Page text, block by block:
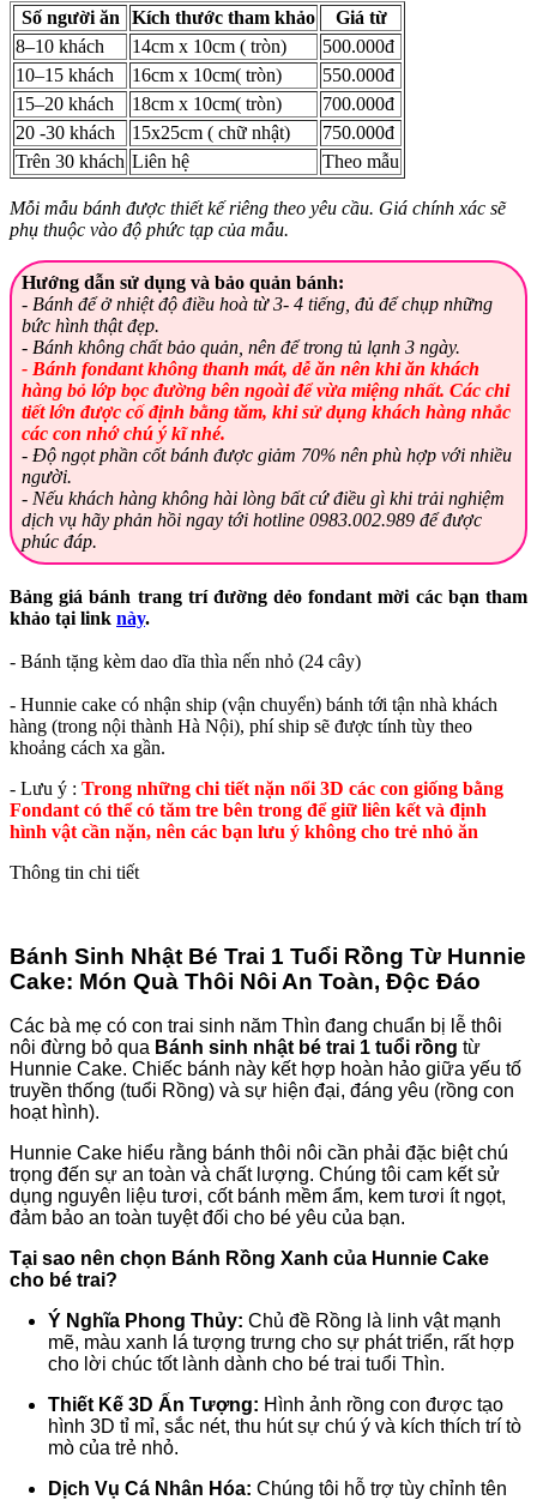
Số người ăn Kích thước tham khảo
Giá từ
8–10 khách
14cm x 10cm ( tròn)
500.000đ
10–15 khách
16cm x 10cm( tròn)
550.000đ
15–20 khách
18cm x 10cm( tròn)
700.000đ
20 -30 khách
15x25cm ( chữ nhật)
750.000đ
Trên 30 khách Liên hệ Theo mẫu
Mỗi mẫu bánh được thiết kế riêng theo yêu cầu. Giá chính xác sẽ
phụ thuộc vào độ phức tạp của mẫu.
Hướng dẫn sử dụng và bảo quản bánh:
- Bánh để ở nhiệt độ điều hoà từ 3- 4 tiếng, đủ để chụp những
bức hình thật đẹp.
- Bánh không chất bảo quản, nên để trong tủ lạnh 3 ngày.
- Bánh fondant không thanh mát, dễ ăn nên khi ăn khách
hàng bỏ lớp bọc đường bên ngoài để vừa miệng nhất. Các chi
tiết lớn được cố định bằng tăm, khi sử dụng khách hàng nhắc
các con nhớ chú ý kĩ nhé.
- Độ ngọt phần cốt bánh được giảm 70% nên phù hợp với nhiều
người.
- Nếu khách hàng không hài lòng bất cứ điều gì khi trải nghiệm
dịch vụ hãy phản hồi ngay tới hotline 0983.002.989 để được
phúc đáp.
Bảng giá bánh trang trí đường dẻo fondant mời các bạn tham
khảo tại link này.
- Bánh tặng kèm dao dĩa thìa nến nhỏ (24 cây)
- Hunnie cake có nhận ship (vận chuyển) bánh tới tận nhà khách
hàng (trong nội thành Hà Nội), phí ship sẽ được tính tùy theo
khoảng cách xa gần.
- Lưu ý : Trong những chi tiết nặn nổi 3D các con giống bằng
Fondant có thể có tăm tre bên trong để giữ liên kết và định
hình vật cần nặn, nên các bạn lưu ý không cho trẻ nhỏ ăn
Thông tin chi tiết
Bánh Sinh Nhật Bé Trai 1 Tuổi Rồng Từ Hunnie
Cake: Món Quà Thôi Nôi An Toàn, Độc Đáo
Các bà mẹ có con trai sinh năm Thìn đang chuẩn bị lễ thôi
nôi đừng bỏ qua Bánh sinh nhật bé trai 1 tuổi rồng từ
Hunnie Cake. Chiếc bánh này kết hợp hoàn hảo giữa yếu tố
truyền thống (tuổi Rồng) và sự hiện đại, đáng yêu (rồng con
hoạt hình).
Hunnie Cake hiểu rằng bánh thôi nôi cần phải đặc biệt chú
trọng đến sự an toàn và chất lượng. Chúng tôi cam kết sử
dụng nguyên liệu tươi, cốt bánh mềm ẩm, kem tươi ít ngọt,
đảm bảo an toàn tuyệt đối cho bé yêu của bạn.
Tại sao nên chọn Bánh Rồng Xanh của Hunnie Cake
cho bé trai?
Ý Nghĩa Phong Thủy: Chủ đề Rồng là linh vật mạnh
mẽ, màu xanh lá tượng trưng cho sự phát triển, rất hợp
cho lời chúc tốt lành dành cho bé trai tuổi Thìn.
Thiết Kế 3D Ấn Tượng: Hình ảnh rồng con được tạo
hình 3D tỉ mỉ, sắc nét, thu hút sự chú ý và kích thích trí tò
mò của trẻ nhỏ.
Dịch Vụ Cá Nhân Hóa: Chúng tôi hỗ trợ tùy chỉnh tên